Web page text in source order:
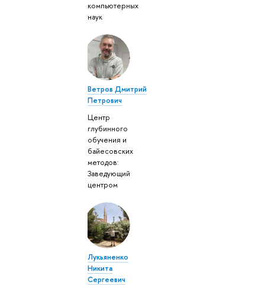
компьютерных
наук
Ветров Дмитрий
Петрович
Центр
глубинного
обучения и
байесовских
методов:
Заведующий
центром
Лукьяненко
Никита
Сергеевич